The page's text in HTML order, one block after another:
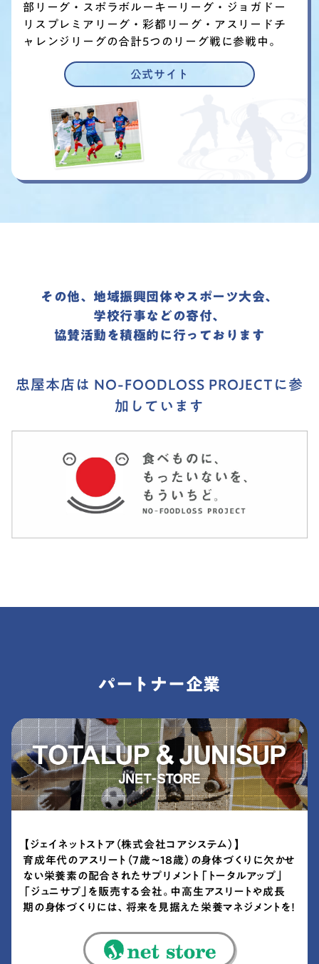
部リーグ・スポラボルーキーリーグ・ジョガドー
リスプレミアリーグ・彩都リーグ・アスリードチ
ャレンジリーグの合計5つのリーグ戦に参戦中。
公式サイト
その他、地域振興団体やスポーツ大会、
学校行事などの寄付、
協賛活動を積極的に行っております
忠屋本店は NO-FOODLOSS PROJECTに参
加しています
パートナー企業
【ジェイネットストア（株式会社コアシステム）】
育成年代のアスリート（7歳〜18歳）の身体づくりに欠かせ
ない栄養素の配合されたサプリメント「トータルアップ」
「ジュニサプ」を販売する会社。中高生アスリートや成長
期の身体づくりには、将来を見据えた栄養マネジメントを！